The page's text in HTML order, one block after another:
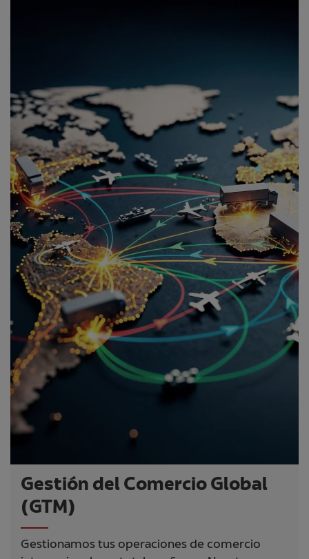
Gestión del Comercio Global
(GTM)
Gestionamos tus operaciones de comercio